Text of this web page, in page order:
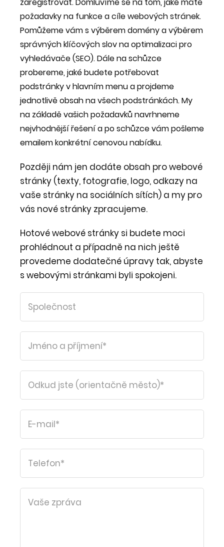
zaregistrovat. Domluvíme se na tom, jaké máte
požadavky na funkce a cíle webových stránek.
Pomůžeme vám s výběrem domény a výběrem
správných klíčových slov na optimalizaci pro
vyhledávače (SEO). Dále na schůzce
probereme, jaké budete potřebovat
podstránky v hlavním menu a projdeme
jednotlivě obsah na všech podstránkách. My
na základě vašich požadavků navrhneme
nejvhodnější řešení a po schůzce vám pošleme
emailem konkrétní cenovou nabídku.
Později nám jen dodáte obsah pro webové
stránky (texty, fotografie, logo, odkazy na
vaše stránky na sociálních sítích) a my pro
vás nové stránky zpracujeme.
Hotové webové stránky si budete moci
prohlédnout a případně na nich ještě
provedeme dodatečné úpravy tak, abyste
s webovými stránkami byli spokojeni.